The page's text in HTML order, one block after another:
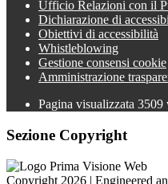
Ufficio Relazioni con il
Dichiarazione di
Obiettivi di accessibilità
Whistleblowing
Gestione consensi cookie
Amministrazione
Pagina visualizzata 3509
Sezione Copyright
Copyright 2026 | Engineered